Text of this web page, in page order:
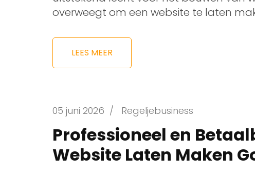
overweegt om een website te laten
LEES MEER
05 juni 2026 / Regeljebusiness
Professioneel en
Website Laten Maken